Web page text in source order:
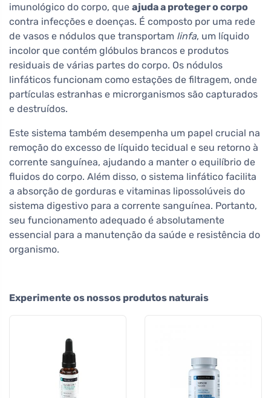
imunológico do corpo, que ajuda a proteger o corpo
contra infecções e doenças. É composto por uma rede
de vasos e nódulos que transportam linfa, um líquido
incolor que contém glóbulos brancos e produtos
residuais de várias partes do corpo. Os nódulos
linfáticos funcionam como estações de filtragem, onde
partículas estranhas e microrganismos são capturados
e destruídos.
Este sistema também desempenha um papel crucial na
remoção do excesso de líquido tecidual e seu retorno à
corrente sanguínea, ajudando a manter o equilíbrio de
fluidos do corpo. Além disso, o sistema linfático facilita
a absorção de gorduras e vitaminas lipossolúveis do
sistema digestivo para a corrente sanguínea. Portanto,
seu funcionamento adequado é absolutamente
essencial para a manutenção da saúde e resistência do
organismo.
Experimente os nossos produtos naturais